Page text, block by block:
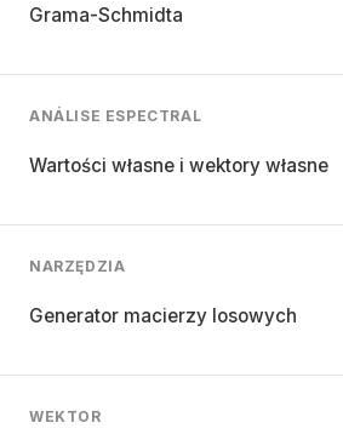
Grama-Schmidta
ANÁLISE ESPECTRAL
Wartości własne i wektory własne
NARZĘDZIA
Generator macierzy losowych
WEKTOR